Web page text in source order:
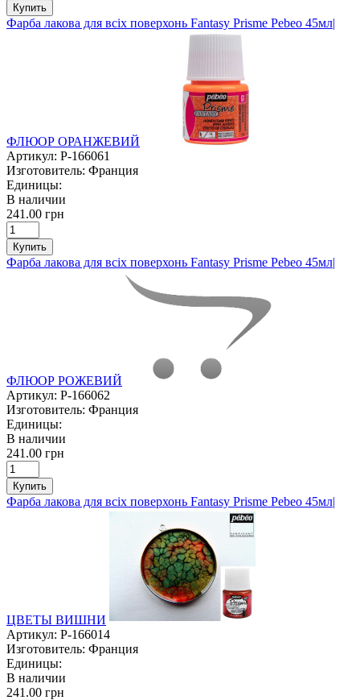
Купить
Фарба лакова для всіх поверхонь Fantasy Prisme Pebeo 45мл|
ФЛЮОР ОРАНЖЕВИЙ
Артикул: P-166061
Изготовитель: Франция
Единицы:
В наличии
241.00 грн
Купить
Фарба лакова для всіх поверхонь Fantasy Prisme Pebeo 45мл|
ФЛЮОР РОЖЕВИЙ
Артикул: P-166062
Изготовитель: Франция
Единицы:
В наличии
241.00 грн
Купить
Фарба лакова для всіх поверхонь Fantasy Prisme Pebeo 45мл|
ЦВЕТЫ ВИШНИ
Артикул: P-166014
Изготовитель: Франция
Единицы:
В наличии
241.00 грн